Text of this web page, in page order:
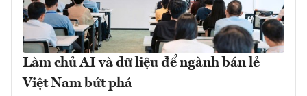
Làm chủ AI và dữ liệu để ngành bán lẻ
Việt Nam bứt phá